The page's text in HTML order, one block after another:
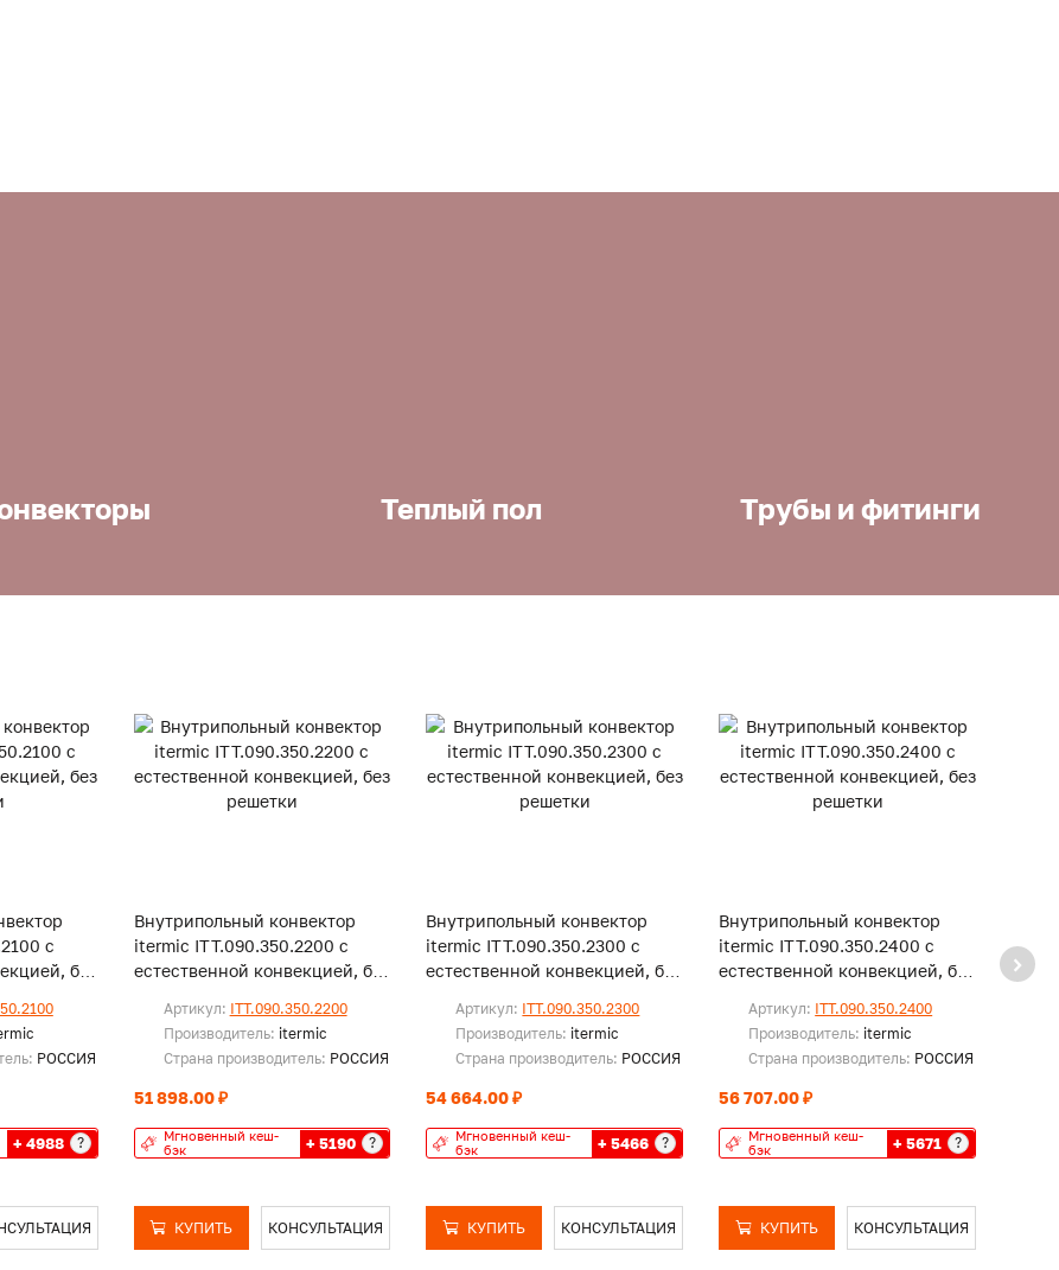
Теплый пол Трубы и фитинги
с
без
РОССИЯ
+ 4988 ?
Внутрипольный конвектор
itermic ITT.090.350.2200 с
естественной конвекцией, без
Артикул: ITT.090.350.2200
Производитель: itermic
Страна производитель: РОССИЯ
51 898.00 ₽
Мгновенный кеш-
бэк
+ 5190 ?
КУПИТЬ КОНСУЛЬТАЦИЯ
Внутрипольный конвектор
itermic ITT.090.350.2300 с
естественной конвекцией, без
Артикул: ITT.090.350.2300
Производитель: itermic
Страна производитель: РОССИЯ
54 664.00 ₽
Мгновенный кеш-
бэк
+ 5466 ?
КУПИТЬ КОНСУЛЬТАЦИЯ
Внутрипольный конвектор
itermic ITT.090.350.2400 с
естественной конвекцией, без
Артикул: ITT.090.350.2400
Производитель: itermic
Страна производитель: РОССИЯ
56 707.00 ₽
Мгновенный кеш-
бэк
+ 5671 ?
КУПИТЬ КОНСУЛЬТАЦИЯ